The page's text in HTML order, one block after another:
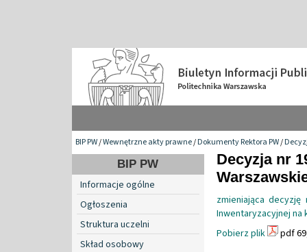
BIP PW/Wewnętrzne akty prawne/Dokumenty Rektora PW/
BIP PW
Informacje ogólne
Ogłoszenia
Struktura uczelni
Skład osobowy
Decyzja nr
zmieniająca decyzję
Inwentaryzacyjnej na
Pobierz plik
pdf